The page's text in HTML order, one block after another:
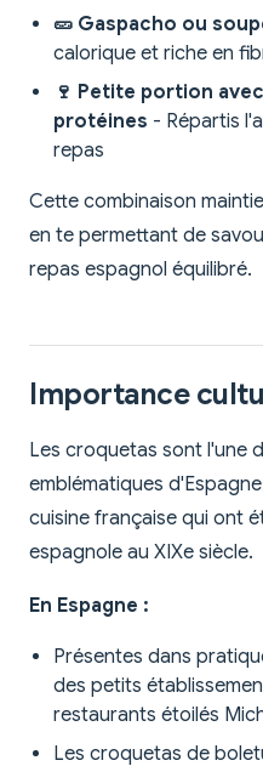
🥒 Gaspacho ou
calorique et riche en
🍷 Petite portion
protéines - Répartis
repas
Cette combinaison
en te permettant de
repas espagnol équilibré.
Importance
Les croquetas sont l'une
emblématiques
cuisine française qui ont
espagnole au XIXe siècle.
En Espagne :
Présentes dans
des petits
restaurants étoilés
Les croquetas de